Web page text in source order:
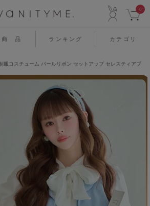
0
品 ランキング カテゴリ
服コスチューム パールリボン セットアップ セレスティアブ